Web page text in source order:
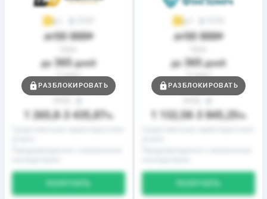
4,1
до50 000₴
до 365дней
Ставка
от0,01%
1 265,8 3 435,87%
РАЗБЛОКИРОВАТЬ
4,7
до50 000₴
до 365дней
Ставка
от0,01%
1 132,58 3 845,25%
РАЗБЛОКИРОВАТЬ